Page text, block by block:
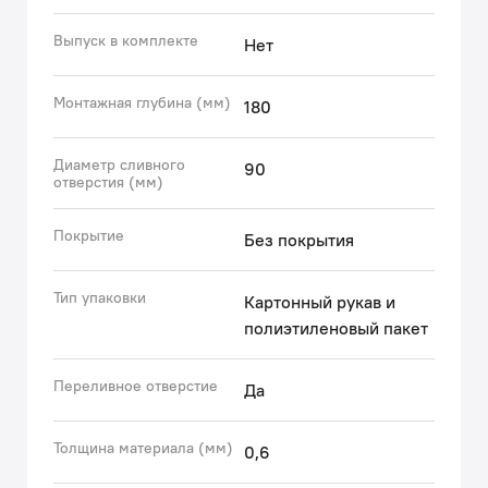
Выпуск в комплекте Нет
Монтажная глубина (мм) 180
Диаметр сливного
отверстия (мм)
90
Покрытие Без покрытия
Тип упаковки
Картонный рукав и
полиэтиленовый пакет
Переливное отверстие Да
Толщина материала (мм) 0,6